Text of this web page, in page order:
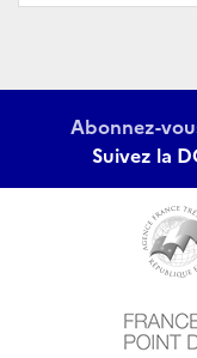
Abonnez-
Suivez la